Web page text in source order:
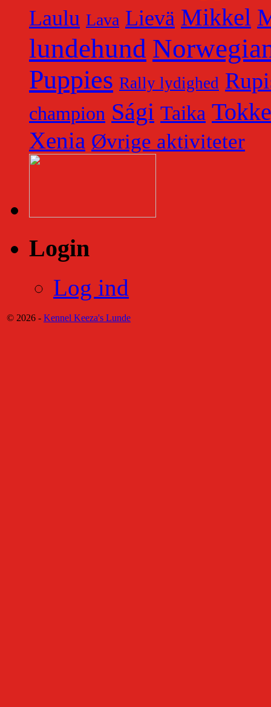
Laulu Lava Lievä Mikkel
lundehund
Puppies Rally lydighed
champion Sági Taika Tokke
Xenia Øvrige aktiviteter
Login
Log ind
© 2026 - Kennel Keeza's Lunde